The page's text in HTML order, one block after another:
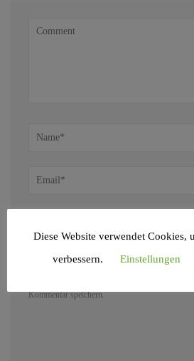
Kommentar speichern.
Diese Website verwendet Cookies,
verbessern.
Einstellungen